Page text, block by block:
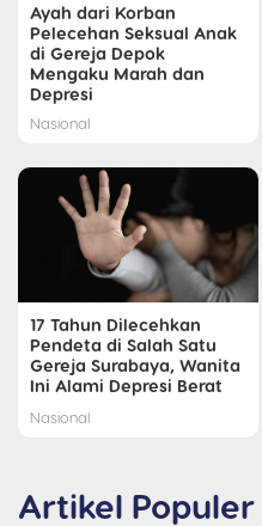
Ayah dari Korban
Pelecehan Seksual Anak
di Gereja Depok
Mengaku Marah dan
Depresi
Nasional
17 Tahun Dilecehkan
Pendeta di Salah Satu
Gereja Surabaya, Wanita
Ini Alami Depresi Berat
Nasional
Artikel Populer